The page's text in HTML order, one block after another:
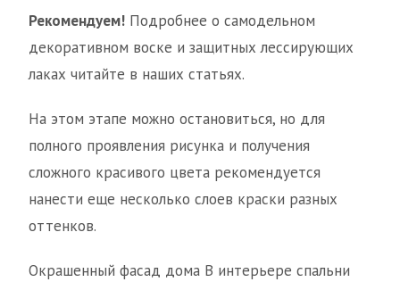
Рекомендуем! Подробнее о самодельном
декоративном воске и защитных лессирующих
лаках читайте в наших статьях.
На этом этапе можно остановиться, но для
полного проявления рисунка и получения
сложного красивого цвета рекомендуется
нанести еще несколько слоев краски разных
оттенков.
Окрашенный фасад дома В интерьере спальни